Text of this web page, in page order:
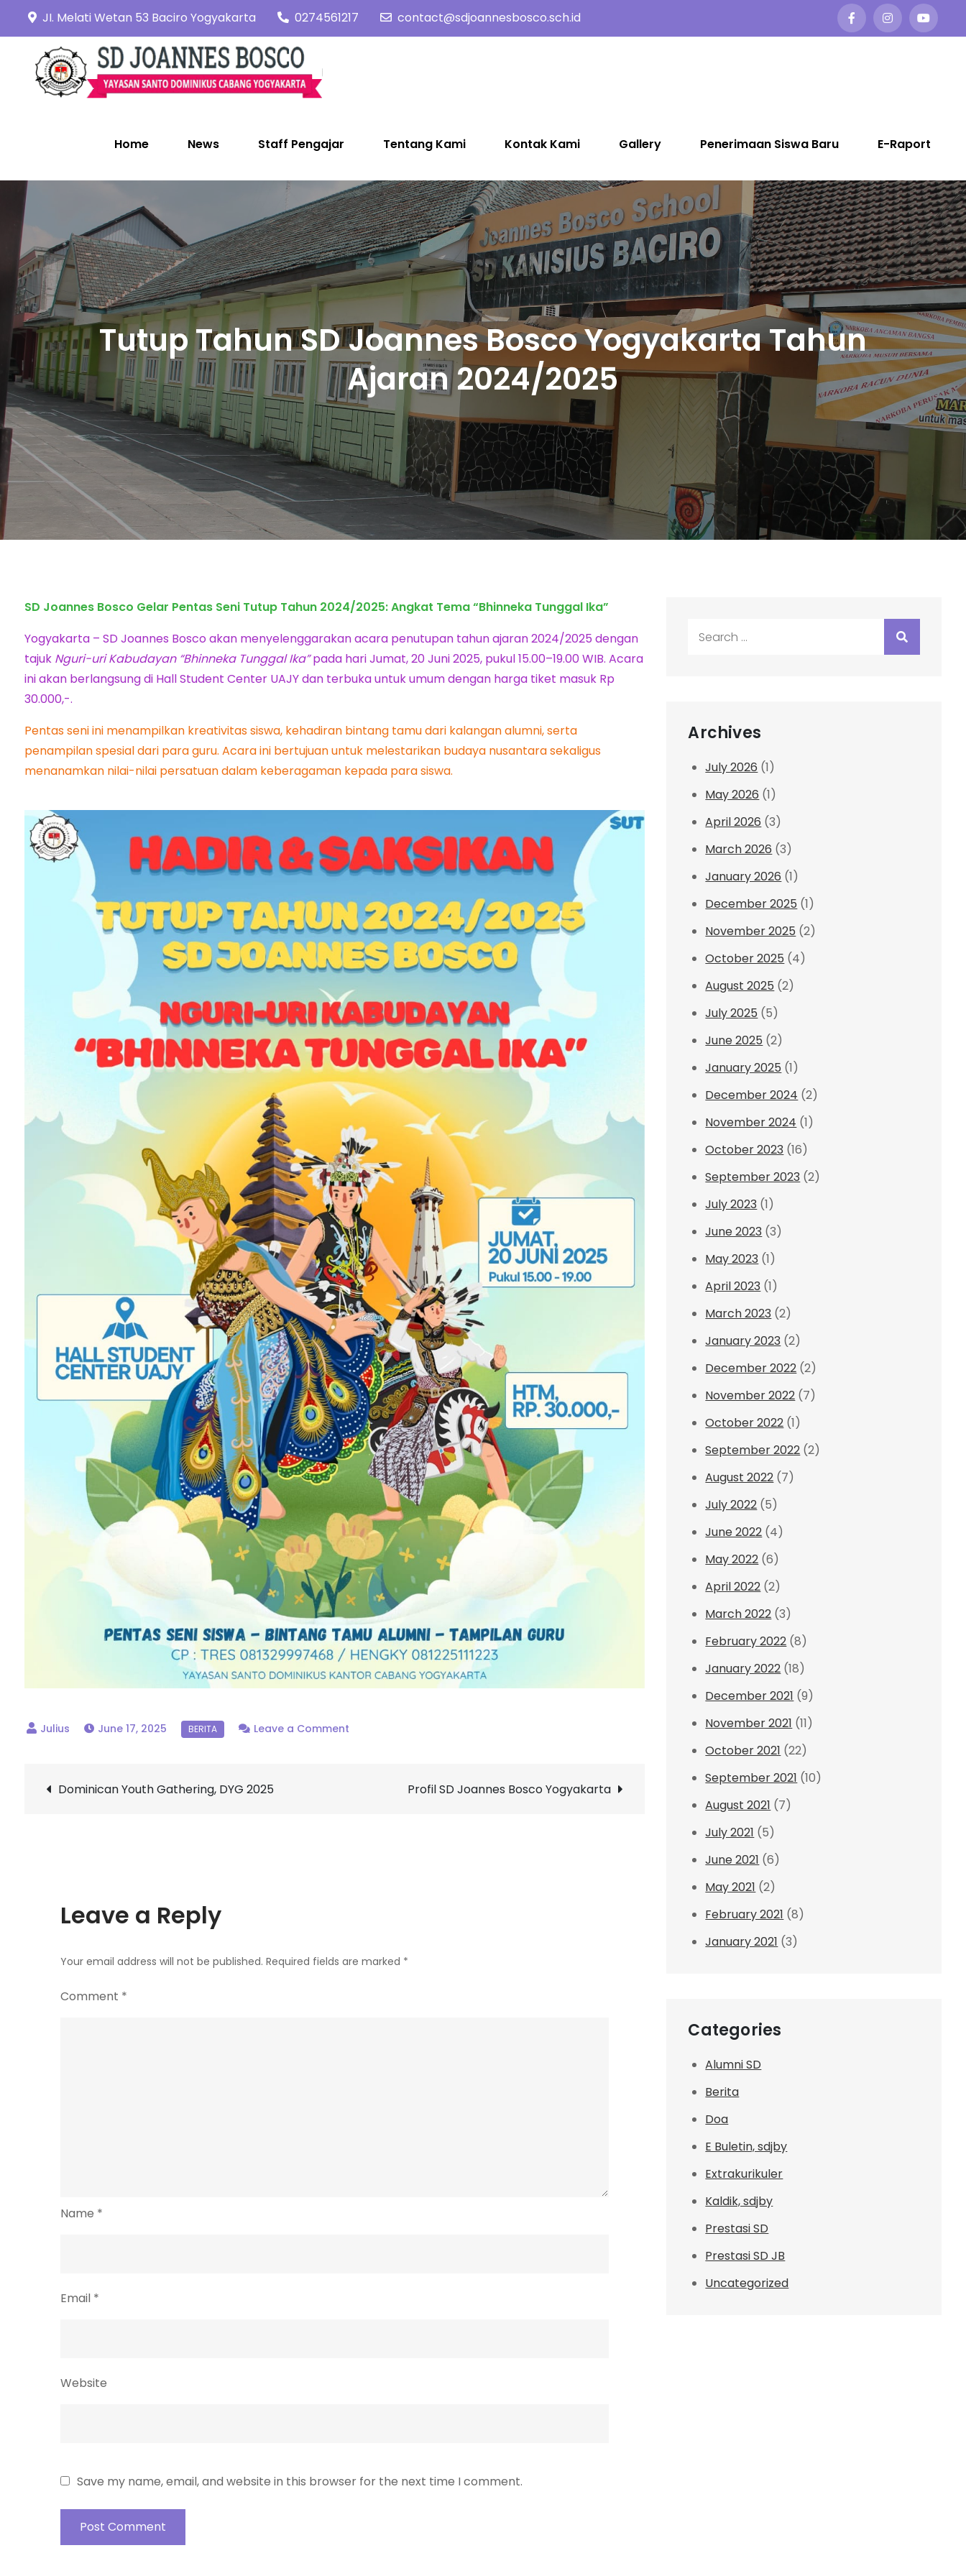
content
JI. Melati Wetan 53 Baciro Yogyakarta 0274561217 contact@sdjoannesbosco.sch.id
Home News Staff Pengajar Tentang Kami Kontak Kami Gallery Penerimaan Siswa Baru E-Raport
Tutup Tahun SD Joannes Bosco Yogyakarta Tahun
Ajaran 2024/2025
SD Joannes Bosco Gelar Pentas Seni Tutup Tahun 2024/2025: Angkat Tema “Bhinneka Tunggal Ika”
Yogyakarta – SD Joannes Bosco akan menyelenggarakan acara penutupan tahun ajaran 2024/2025 dengan
tajuk Nguri-uri Kabudayan “Bhinneka Tunggal Ika”pada hari Jumat, 20 Juni 2025, pukul 15.00–19.00 WIB. Acara
ini akan berlangsung di Hall Student Center UAJY dan terbuka untuk umum dengan harga tiket masuk Rp
30.000,-.
Pentas seni ini menampilkan kreativitas siswa, kehadiran bintang tamu dari kalangan alumni, serta
penampilan spesial dari para guru. Acara ini bertujuan untuk melestarikan budaya nusantara sekaligus
menanamkan nilai-nilai persatuan dalam keberagaman kepada para siswa.
June 17, 2025 Leave a Commenton
Post
Dominican Youth Gathering, DYG 2025 Profil SD Joannes Bosco Yogyakarta
Leave a Reply
Your email address will not be published. Required fields are marked *
Comment *
Name *
Email *
Website
Save my name, email, and website in this browser for the next time I comment.
Archives
July 2026 (1)
May 2026 (1)
April 2026 (3)
March 2026 (3)
January 2026 (1)
December 2025 (1)
November 2025 (2)
October 2025 (4)
August 2025 (2)
July 2025 (5)
June 2025 (2)
January 2025 (1)
December 2024 (2)
November 2024 (1)
October 2023 (16)
September 2023 (2)
July 2023 (1)
June 2023 (3)
May 2023 (1)
April 2023 (1)
March 2023 (2)
January 2023 (2)
December 2022 (2)
November 2022 (7)
October 2022 (1)
September 2022 (2)
August 2022 (7)
July 2022 (5)
June 2022 (4)
May 2022 (6)
April 2022 (2)
March 2022 (3)
February 2022 (8)
January 2022 (18)
December 2021 (9)
November 2021 (11)
October 2021 (22)
September 2021 (10)
August 2021 (7)
July 2021 (5)
June 2021 (6)
May 2021 (2)
February 2021 (8)
January 2021 (3)
Categories
Alumni SD
Berita
Doa
E Buletin, sdjby
Extrakurikuler
Kaldik, sdjby
Prestasi SD
Prestasi SD JB
Uncategorized